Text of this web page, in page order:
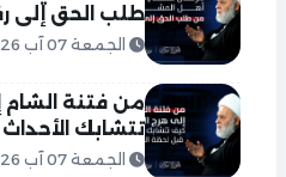
طلب الحق إلى
الجمعة 07 آب 2026
من فتنة الشام
تتشابك
الجمعة 07 آب 2026